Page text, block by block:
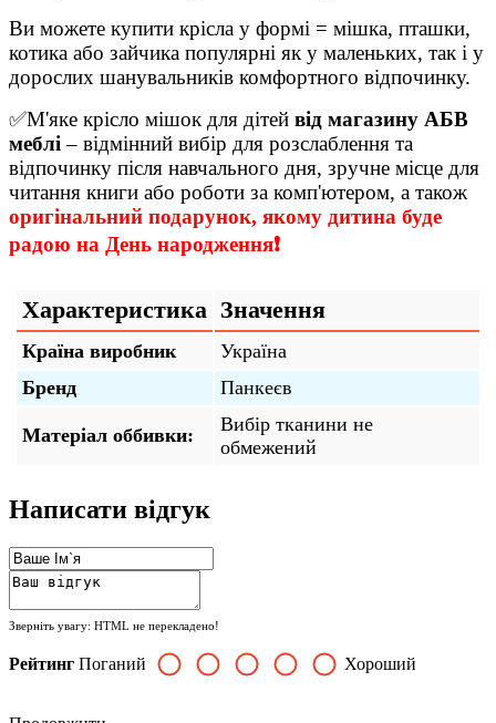
Ви можете купити крісла у формі = мішка, пташки,
котика або зайчика популярні як у маленьких, так і у
дорослих шанувальників комфортного відпочинку.
✅М'яке крісло мішок для дітей від магазину АБВ
меблі– відмінний вибір для розслаблення та
відпочинку після навчального дня, зручне місце для
читання книги або роботи за комп'ютером, а також
оригінальний подарунок, якому дитина буде
радою на День народження❗
Характеристика Значення
Країна виробник
Україна
Бренд
Панкеєв
Матеріал оббивки:
Вибір тканини не
обмежений
Написати відгук
Зверніть увагу: HTML не перекладено!
Рейтинг Поганий Хороший